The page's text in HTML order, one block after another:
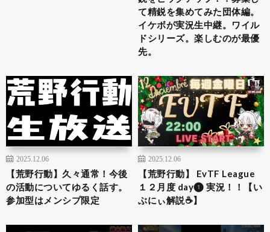
て精鋭を集めてみた団体編。
イケボが実況生中継。ワイル
ドシリーズ。楽しむのが最優
先。
2025.12.06
【荒野行動】久々通常！今後
の活動についてゆるく話す。
参加型はメンシプ限定
2025.12.06
【荒野行動】 EvTF League
１２月度 day❶ 実況！！【い
ぶにぃ解説☕️】